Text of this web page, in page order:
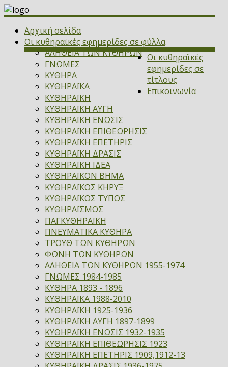
Αρχική σελίδα
Οι κυθηραϊκές εφημερίδες σε φύλλα
ΑΛΗΘΕΙΑ ΤΩΝ ΚΥΘΗΡΩΝ
ΓΝΩΜΕΣ
ΚΥΘΗΡΑ
ΚΥΘΗΡΑΪΚΑ
ΚΥΘΗΡΑΪΚΗ
ΚΥΘΗΡΑΪΚΗ ΑΥΓΗ
ΚΥΘΗΡΑΪΚΗ ΕΝΩΣΙΣ
ΚΥΘΗΡΑΪΚΗ ΕΠΙΘΕΩΡΗΣΙΣ
ΚΥΘΗΡΑΪΚΗ ΕΠΕΤΗΡΙΣ
ΚΥΘΗΡΑΪΚΗ ΔΡΑΣΙΣ
ΚΥΘΗΡΑΪΚΗ ΙΔΕΑ
ΚΥΘΗΡΑΪΚΟΝ ΒΗΜΑ
ΚΥΘΗΡΑΪΚΟΣ ΚΗΡΥΞ
ΚΥΘΗΡΑΪΚΟΣ ΤΥΠΟΣ
ΚΥΘΗΡΑΪΣΜΟΣ
ΠΑΓΚΥΘΗΡΑΪΚΗ
ΠΝΕΥΜΑΤΙΚΑ ΚΥΘΗΡΑ
ΤΡΟΥΘ ΤΩΝ ΚΥΘΗΡΩΝ
ΦΩΝΗ ΤΩΝ ΚΥΘΗΡΩΝ
Οι κυθηραϊκές
εφημερίδες σε
τίτλους
ΑΛΗΘΕΙΑ ΤΩΝ ΚΥΘΗΡΩΝ 1955-1974
ΓΝΩΜΕΣ 1984-1985
ΚΥΘΗΡΑ 1893 - 1896
ΚΥΘΗΡΑΪΚΑ 1988-2010
ΚΥΘΗΡΑΪΚΗ 1925-1936
ΚΥΘΗΡΑΪΚΗ ΑΥΓΗ 1897-1899
ΚΥΘΗΡΑΪΚΗ ΕΝΩΣΙΣ 1932-1935
ΚΥΘΗΡΑΪΚΗ ΕΠΙΘΕΩΡΗΣΙΣ 1923
ΚΥΘΗΡΑΪΚΗ ΕΠΕΤΗΡΙΣ 1909,1912-13
Επικοινωνία